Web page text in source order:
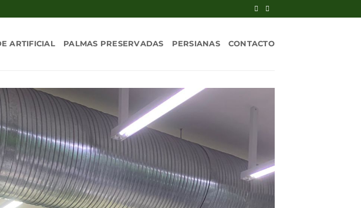
ARTIFICIAL PALMAS PRESERVADAS PERSIANAS CONTACTO